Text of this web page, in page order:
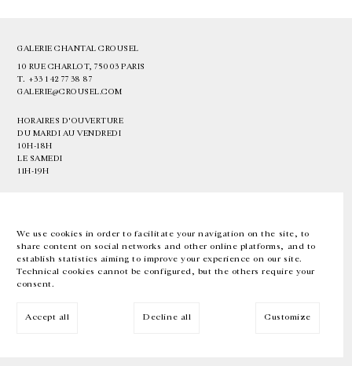
We use cookies in order to facilitate your navigation on the site, to
share content on social networks and other online platforms, and to
establish statistics aiming to improve your experience on our site.
Technical cookies cannot be configured, but the others require your
consent.
Accept all Decline all Customize
GALERIE CHANTAL CROUSEL
10 RUE CHARLOT, 75003 PARIS
T. +33 1 42 77 38 87
GALERIE@CROUSEL.COM
HORAIRES D'OUVERTURE
DU MARDI AU VENDREDI
10H-18H
LE SAMEDI
11H-19H
EN FR 中文 Facebook Instagram
Inscrivez-vous à notre newsletter